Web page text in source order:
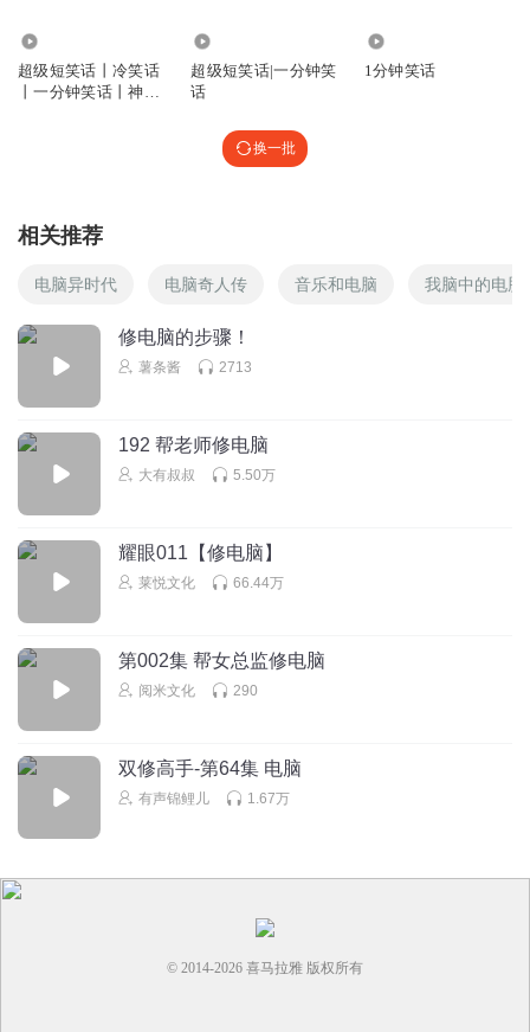
超级短笑话丨冷笑话
丨一分钟笑话丨神回
超级短笑话|一分钟笑
话
1分钟笑话
换一批
相关推荐
电脑异时代 电脑奇人传 音乐和电脑 我脑中的电脑
修电脑的步骤！
薯条酱 2713
192 帮老师修电脑
大有叔叔 5.50万
耀眼011【修电脑】
莱悦文化 66.44万
第002集 帮女总监修电脑
阅米文化 290
双修高手-第64集 电脑
有声锦鲤儿 1.67万
© 2014-2026 喜马拉雅 版权所有